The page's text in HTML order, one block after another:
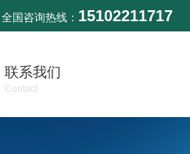
全国咨询热线： 15102211717
联系我们
Contact